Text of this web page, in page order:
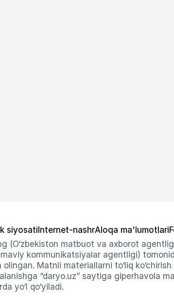
siyosati Internet-nashrAloqa ma'lumotlari
(O‘zbekiston matbuot va axborot
kommunikatsiyalar agentligi)
Matnli materiallarni to‘liq
“daryo.uz” saytiga giperhavola
yo‘l qo‘yiladi.